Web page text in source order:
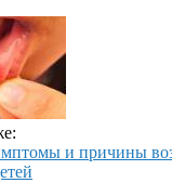
и причины